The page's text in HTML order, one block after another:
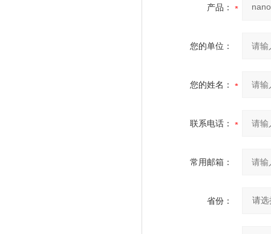
产品：
您的单位：
您的姓名：
联系电话：
常用邮箱：
省份：